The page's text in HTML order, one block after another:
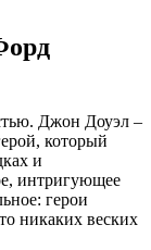
Джон Доуэл –
который
и
интригующее
герои
никаких веских